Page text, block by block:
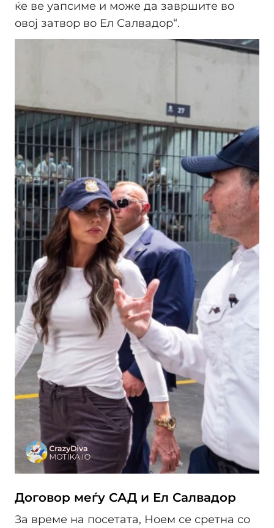
ќе ве уапсиме и може да завршите во
овој затвор во Ел Салвадор“.
Договор меѓу САД и Ел Салвадор
За време на посетата, Ноем се сретна со